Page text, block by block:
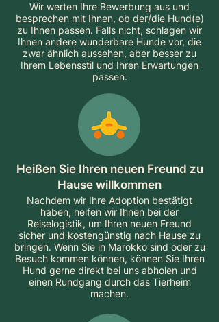
Wir werten Ihre Bewerbung aus und
besprechen mit Ihnen, ob der/die Hund(e)
zu Ihnen passen. Falls nicht, schlagen wir
Ihnen andere wunderbare Hunde vor, die
zwar ähnlich aussehen, aber besser zu
Ihrem Lebensstil und Ihren Erwartungen
passen.
Heißen Sie Ihren neuen Freund zu
Hause willkommen
Nachdem wir Ihre Adoption bestätigt
haben, helfen wir Ihnen bei der
Reiselogistik, um Ihren neuen Freund
sicher und kostengünstig nach Hause zu
bringen. Wenn Sie in Marokko sind oder zu
Besuch kommen können, können Sie Ihren
Hund gerne direkt bei uns abholen und
einen Rundgang durch das Tierheim
machen.